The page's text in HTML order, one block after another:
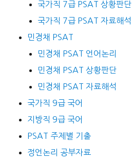
국가직 7급 PSAT 상황판단
국가직 7급 PSAT 자료해석
민경채 PSAT
민경채 PSAT 언어논리
민경채 PSAT 상황판단
민경채 PSAT 자료해석
국가직 9급 국어
지방직 9급 국어
PSAT 주제별 기출
정언논리 공부자료